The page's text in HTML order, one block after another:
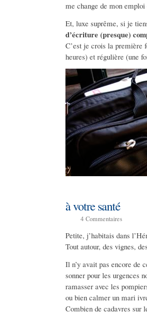
me change de mon
Et, luxe suprême, si je
d’écriture (presque)
C’est je crois la première
heures) et régulière (une
à votre santé
4 Commentaires
Petite, j’habitais dans
Tout autour, des vignes,
Il n’y avait pas encore de
sonner pour les urgences
ramasser avec les
ou bien calmer un mari
Combien de cadavres sur